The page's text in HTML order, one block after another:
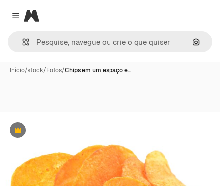
Close menu
Magnific
Início/stock/Fotos/Chips em um espaço e…
Premium